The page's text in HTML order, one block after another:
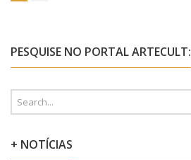
PESQUISE NO PORTAL ARTECULT:
+ NOTÍCIAS